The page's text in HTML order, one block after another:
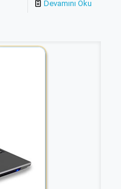
Devamını Oku